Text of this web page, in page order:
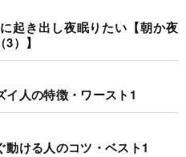
起き出し夜眠りたい【朝か夜
）】
人の特徴・ワースト1
動ける人のコツ・ベスト1